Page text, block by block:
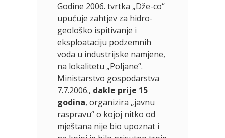
Godine 2006. tvrtka „Dže-co“
upućuje zahtjev za hidro-
geološko ispitivanje i
eksploataciju podzemnih
voda u industrijske namjene,
na lokalitetu „Poljane“.
Ministarstvo gospodarstva
7.7.2006., dakle prije 15
godina, organizira „javnu
raspravu“ o kojoj nitko od
mještana nije bio upoznat i